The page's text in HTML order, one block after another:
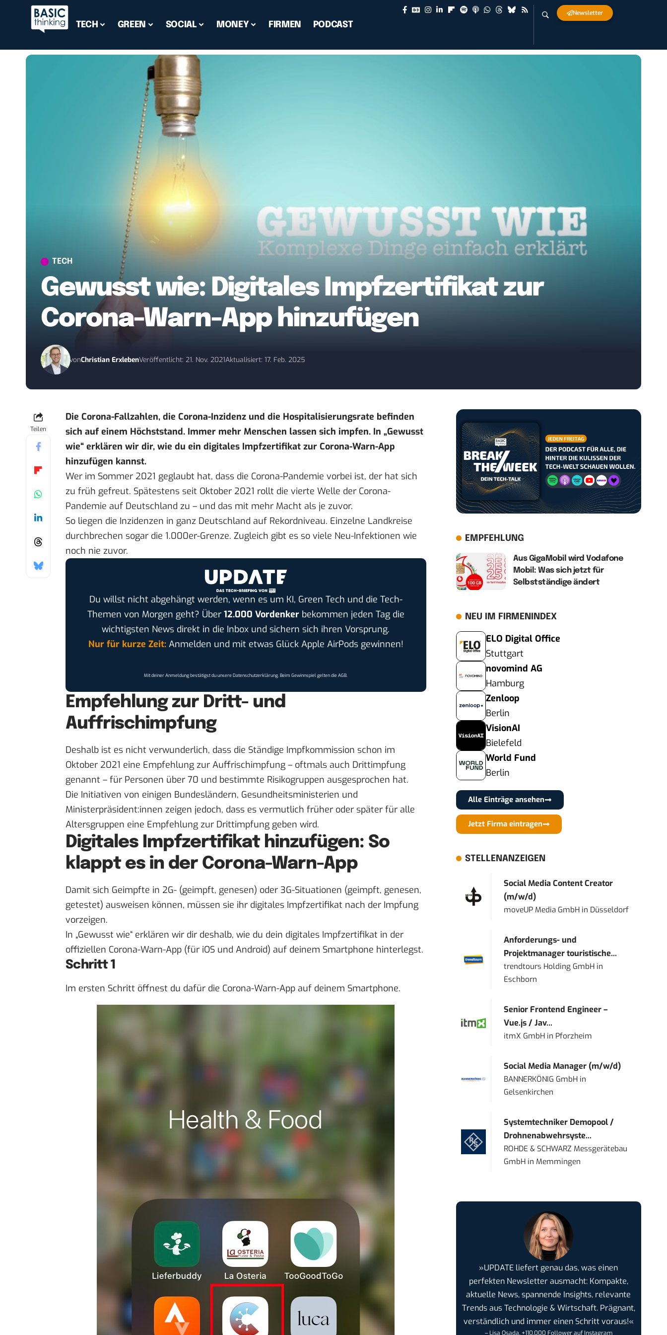
TECH GREEN SOCIAL MONEY FIRMEN PODCAST
Newsletter
TECH
Gewusst wie: Digitales Impfzertifikat zur
Corona-Warn-App hinzufügen
vonChristian ErxlebenVeröffentlicht: 21. Nov. 2021Aktualisiert: 17. Feb. 2025
Teilen
Die Corona-Fallzahlen, die Corona-Inzidenz und die Hospitalisierungsrate befinden
sich auf einem Höchststand. Immer mehr Menschen lassen sich impfen. In „Gewusst
wie“ erklären wir dir, wie du ein digitales Impfzertifikat zur Corona-Warn-App
hinzufügen kannst.
Wer im Sommer 2021 geglaubt hat, dass die Corona-Pandemie vorbei ist, der hat sich
zu früh gefreut. Spätestens seit Oktober 2021 rollt die vierte Welle der Corona-
Pandemie auf Deutschland zu – und das mit mehr Macht als je zuvor.
So liegen die Inzidenzen in ganz Deutschland auf Rekordniveau. Einzelne Landkreise
durchbrechen sogar die 1.000er-Grenze. Zugleich gibt es so viele Neu-Infektionen wie
noch nie zuvor.
Du willst nicht abgehängt werden, wenn es um KI, Green Tech und die Tech-
Themen von Morgen geht? Über 12.000 Vordenkerbekommen jeden Tag die
wichtigsten News direkt in die Inbox und sichern sich ihren Vorsprung.
Nur für kurze Zeit:Anmelden und mit etwas Glück Apple AirPods gewinnen!
Mit deiner Anmeldung bestätigst du unsereDatenschutzerklärung. Beim Gewinnspiel gelten dieAGB.
Empfehlung zur Dritt- und
Auffrischimpfung
Deshalb ist es nicht verwunderlich, dass die Ständige Impfkommission schon im
Oktober 2021 eine Empfehlung zur Auffrischimpfung – oftmals auch Drittimpfung
genannt – für Personen über 70 und bestimmte Risikogruppen ausgesprochen hat.
Die Initiativen von einigen Bundesländern, Gesundheitsministerien und
Ministerpräsident:innen zeigen jedoch, dass es vermutlich früher oder später für alle
Altersgruppen eine Empfehlung zur Drittimpfung geben wird.
Digitales Impfzertifikat hinzufügen: So
klappt es in der Corona-Warn-App
Damit sich Geimpfte in 2G- (geimpft, genesen) oder 3G-Situationen (geimpft, genesen,
getestet) ausweisen können, müssen sie ihr digitales Impfzertifikat nach der Impfung
vorzeigen.
In „Gewusst wie“ erklären wir dir deshalb, wie du dein digitales Impfzertifikat in der
offiziellen Corona-Warn-App (für iOS und Android) auf deinem Smartphone hinterlegst.
Schritt 1
Im ersten Schritt öffnest du dafür die Corona-Warn-App auf deinem Smartphone.
EMPFEHLUNG
Aus GigaMobil wird Vodafone
Mobil: Was sich jetzt für
Selbstständige ändert
NEU IM FIRMENINDEX
ELO Digital Office
Stuttgart
novomind AG
Hamburg
Zenloop
Berlin
VisionAI
Bielefeld
World Fund
Berlin
Alle Einträge ansehen
Jetzt Firma eintragen
STELLENANZEIGEN
Social Media Content Creator
(m/w/d)
moveUP Media GmbH in Düsseldorf
Anforderungs- und
Projektmanager touristische...
trendtours Holding GmbH in
Eschborn
Senior Frontend Engineer –
Vue.js / Jav...
itmX GmbH in Pforzheim
Social Media Manager (m/w/d)
BANNERKÖNIG GmbH in
Gelsenkirchen
Systemtechniker Demopool /
Drohnenabwehrsyste...
ROHDE & SCHWARZ Messgerätebau
GmbH in Memmingen
»UPDATE liefert genau das, was einen
perfekten Newsletter ausmacht: Kompakte,
aktuelle News, spannende Insights, relevante
Trends aus Technologie & Wirtschaft. Prägnant,
verständlich und immer einen Schritt voraus!«
– Lisa Osada, +110.000 Follower auf Instagram